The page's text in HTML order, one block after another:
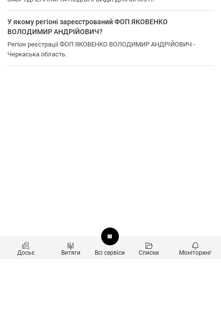
У якому регіоні зареєстрований ФОП ЯКОВЕНКО
ВОЛОДИМИР АНДРІЙОВИЧ?
Регіон реєстрації ФОП ЯКОВЕНКО ВОЛОДИМИР АНДРІЙОВИЧ -
Черкаська область.
Досьє Витяги Всі сервіси Списки Моніторинг